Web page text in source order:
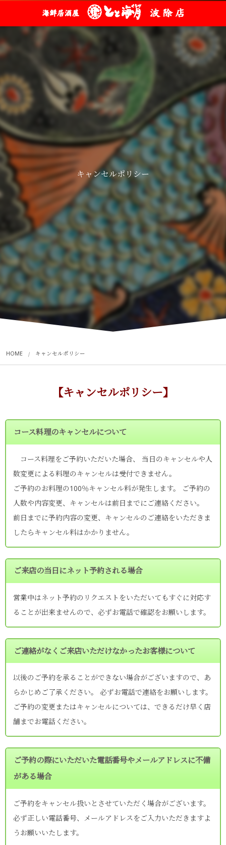
キャンセルポリシー
HOME キャンセルポリシー
【キャンセルポリシー】
コース料理のキャンセルについて
コース料理をご予約いただいた場合、 当日のキャンセルや人
数変更による料理のキャンセルは受付できません。
ご予約のお料理の100％キャンセル料が発生します。 ご予約の
人数や内容変更、キャンセルは前日までにご連絡ください。
前日までに予約内容の変更、キャンセルのご連絡をいただきま
したらキャンセル料はかかりません。
ご来店の当日にネット予約される場合
営業中はネット予約のリクエストをいただいてもすぐに対応す
ることが出来ませんので、必ずお電話で確認をお願いします。
ご連絡がなくご来店いただけなかったお客様について
以後のご予約を承ることができない場合がございますので、あ
らかじめご了承ください。 必ずお電話で連絡をお願いします。
ご予約の変更またはキャンセルについては、できるだけ早く店
舗までお電話ください。
ご予約の際にいただいた電話番号やメールアドレスに不備
がある場合
ご予約をキャンセル扱いとさせていただく場合がございます。
必ず正しい電話番号、メールアドレスをご入力いただきますよ
うお願いいたします。